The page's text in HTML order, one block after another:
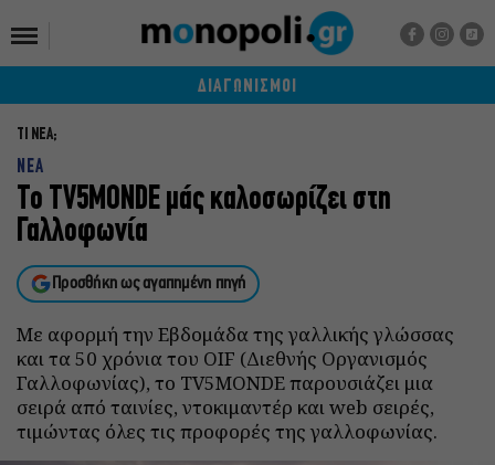
ΔΙΑΓΩΝΙΣΜΟΙ
ΤΙ ΝΕΑ;
ΝΕΑ
To TV5MONDE μάς καλοσωρίζει στη
Γαλλοφωνία
Προσθήκη ως αγαπημένη πηγή
Με αφορμή την Εβδομάδα της γαλλικής γλώσσας
και τα 50 χρόνια του OIF (Διεθνής Οργανισμός
Γαλλοφωνίας), το TV5MONDE παρουσιάζει μια
σειρά από ταινίες, ντοκιμαντέρ και web σειρές,
τιμώντας όλες τις προφορές της γαλλοφωνίας.